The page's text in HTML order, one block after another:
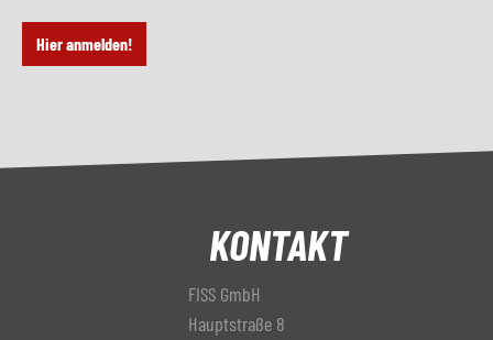
Hier anmelden!
KONTAKT
FISS GmbH
Hauptstraße 8